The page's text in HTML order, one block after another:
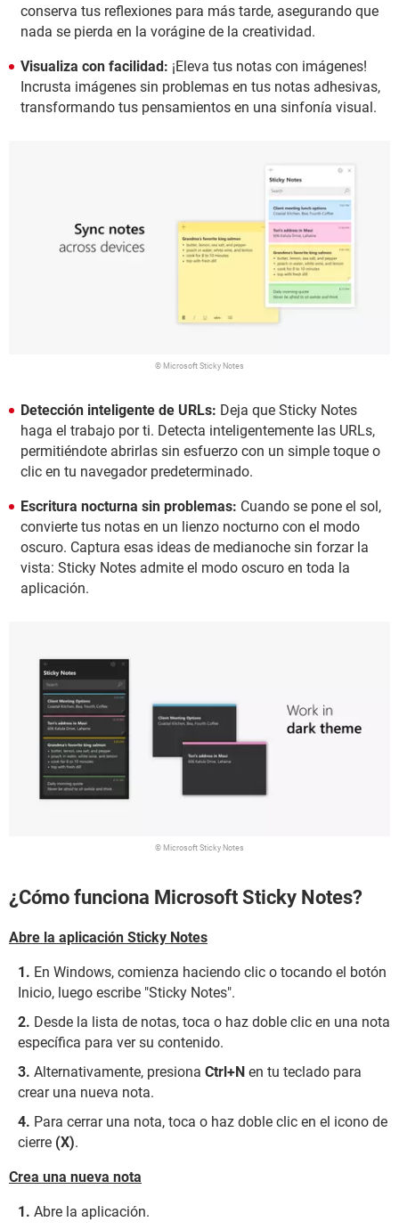
conserva tus reflexiones para más tarde, asegurando que
nada se pierda en la vorágine de la creatividad.
Visualiza con facilidad: ¡Eleva tus notas con imágenes!
Incrusta imágenes sin problemas en tus notas adhesivas,
transformando tus pensamientos en una sinfonía visual.
© Microsoft Sticky Notes
Detección inteligente de URLs: Deja que Sticky Notes
haga el trabajo por ti. Detecta inteligentemente las URLs,
permitiéndote abrirlas sin esfuerzo con un simple toque o
clic en tu navegador predeterminado.
Escritura nocturna sin problemas: Cuando se pone el sol,
convierte tus notas en un lienzo nocturno con el modo
oscuro. Captura esas ideas de medianoche sin forzar la
vista: Sticky Notes admite el modo oscuro en toda la
aplicación.
© Microsoft Sticky Notes
¿Cómo funciona Microsoft Sticky Notes?
Abre la aplicación Sticky Notes
En Windows, comienza haciendo clic o tocando el botón
Inicio, luego escribe "Sticky Notes".
Desde la lista de notas, toca o haz doble clic en una nota
específica para ver su contenido.
Alternativamente, presiona Ctrl+N en tu teclado para
crear una nueva nota.
Para cerrar una nota, toca o haz doble clic en el icono de
cierre (X).
Crea una nueva nota
Abre la aplicación.